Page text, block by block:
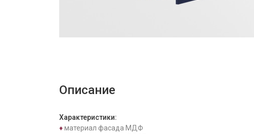
Описание
Характеристики:
♦материал фасада МДФ